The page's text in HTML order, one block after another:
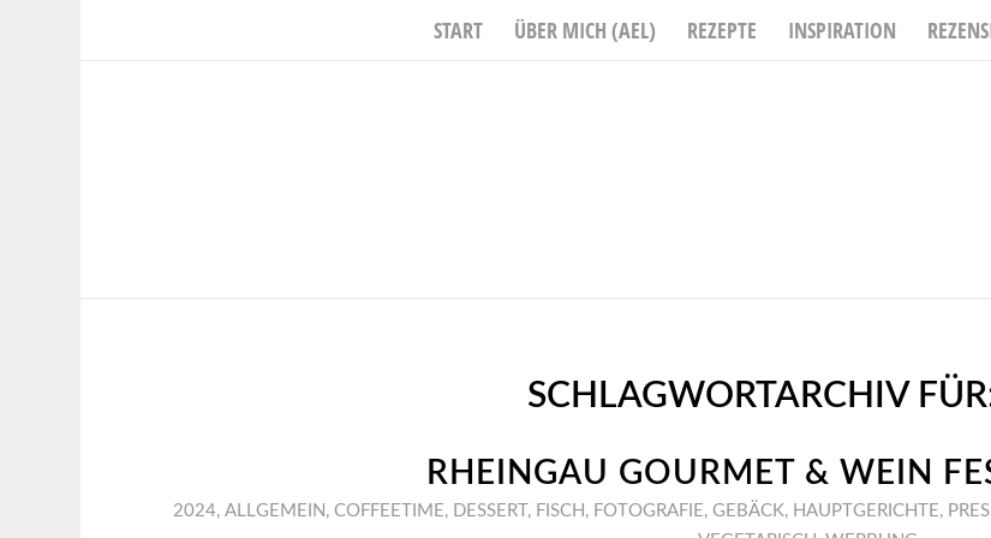
START ÜBER MICH (AEL) REZEPTE INSPIRATION
SCHLAGWORTARCHIV
RHEINGAU GOURMET & WEIN
2024, ALLGEMEIN , COFFEETIME, DESSERT , FISCH , FOTOGRAFIE, GEBÄCK, HAUPTGERICHTE,